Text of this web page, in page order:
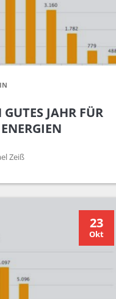
JAHR FÜR
Zeiß
23
Okt